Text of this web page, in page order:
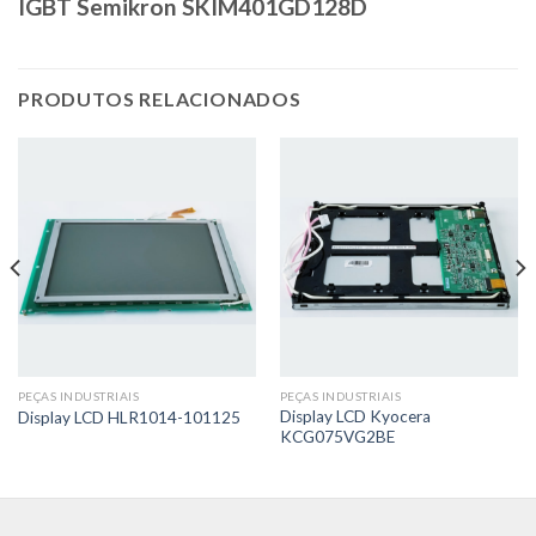
IGBT Semikron SKIM401GD128D
PRODUTOS RELACIONADOS
PEÇAS INDUSTRIAIS
Display LCD HLR1014-101125
PEÇAS INDUSTRIAIS
Display LCD Kyocera
KCG075VG2BE